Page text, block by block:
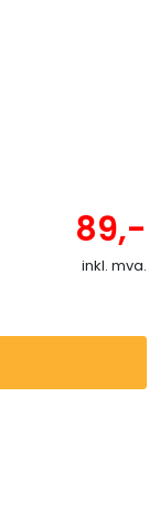
89,-
inkl. mva.